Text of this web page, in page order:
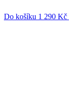
Do košíku 1 290 Kč